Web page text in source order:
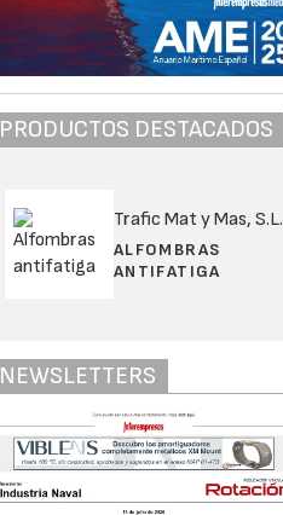
PRODUCTOS DESTACADOS
Trafic Mat y Mas, S.L.
ALFOMBRAS
ANTIFATIGA
NEWSLETTERS